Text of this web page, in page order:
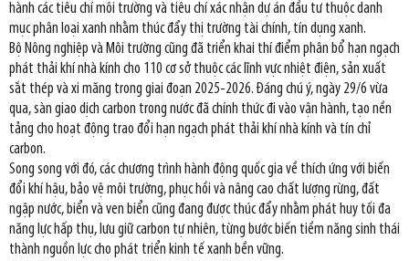
hành các tiêu chí môi trường và tiêu chí xác nhận dự án đầu tư thuộc danh
mục phân loại xanh nhằm thúc đẩy thị trường tài chính, tín dụng xanh.
Bộ Nông nghiệp và Môi trường cũng đã triển khai thí điểm phân bổ hạn ngạch
phát thải khí nhà kính cho 110 cơ sở thuộc các lĩnh vực nhiệt điện, sản xuất
sắt thép và xi măng trong giai đoạn 2025-2026. Đáng chú ý, ngày 29/6 vừa
qua, sàn giao dịch carbon trong nước đã chính thức đi vào vận hành, tạo nền
tảng cho hoạt động trao đổi hạn ngạch phát thải khí nhà kính và tín chỉ
carbon.
Song song với đó, các chương trình hành động quốc gia về thích ứng với biến
đổi khí hậu, bảo vệ môi trường, phục hồi và nâng cao chất lượng rừng, đất
ngập nước, biển và ven biển cũng đang được thúc đẩy nhằm phát huy tối đa
năng lực hấp thụ, lưu giữ carbon tự nhiên, từng bước biến tiềm năng sinh thái
thành nguồn lực cho phát triển kinh tế xanh bền vững.